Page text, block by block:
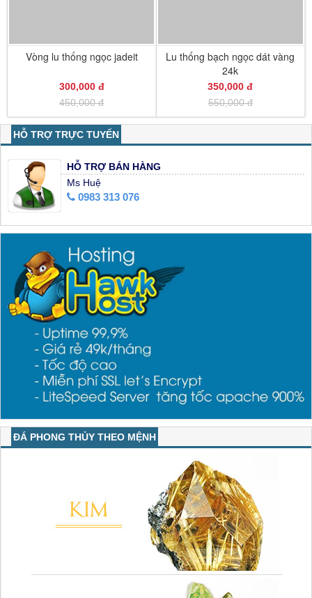
Vòng lu thống ngọc jadeit
300,000 đ
450,000 đ
Lu thống bạch ngọc dát vàng
24k
350,000 đ
550,000 đ
HỖ TRỢ TRỰC TUYẾN
HỖ TRỢ BÁN HÀNG
Ms Huệ
0983 313 076
ĐÁ PHONG THỦY THEO MỆNH